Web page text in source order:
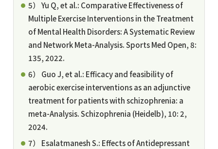
5） Yu Q, et al.: Comparative Effectiveness of
Multiple Exercise Interventions in the Treatment
of Mental Health Disorders: A Systematic Review
and Network Meta-Analysis. Sports Med Open, 8:
135, 2022.
6） Guo J, et al.: Efficacy and feasibility of
aerobic exercise interventions as an adjunctive
treatment for patients with schizophrenia: a
meta-Analysis. Schizophrenia (Heidelb), 10: 2,
2024.
7） Esalatmanesh S.: Effects of Antidepressant